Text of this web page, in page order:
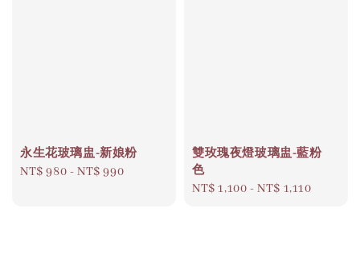
永生花玻璃盅-新娘粉
Regular
NT$ 980 -NT$ 990
雙玫瑰夜燈玻璃盅-藍粉
色
Regular
NT$ 1,100 -NT$ 1,110